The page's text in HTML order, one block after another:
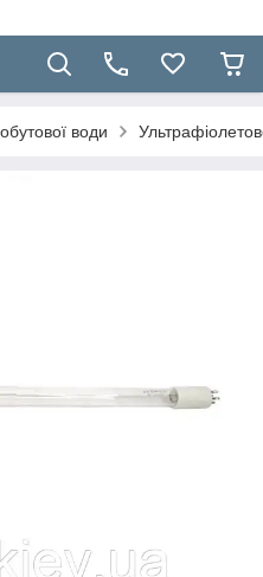
води